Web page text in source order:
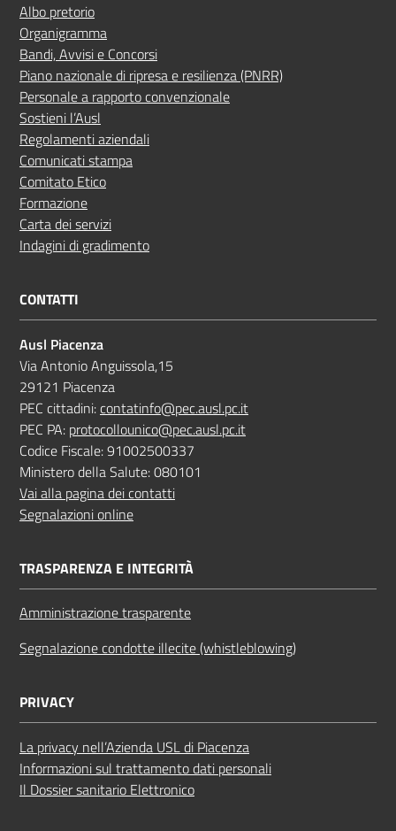
Albo pretorio
Organigramma
Bandi, Avvisi e Concorsi
Piano nazionale di ripresa e resilienza (PNRR)
Personale a rapporto convenzionale
Sostieni l’Ausl
Regolamenti aziendali
Comunicati stampa
Comitato Etico
Formazione
Carta dei servizi
Indagini di gradimento
CONTATTI
Ausl Piacenza
Via Antonio Anguissola,15
29121 Piacenza
PEC cittadini:contatinfo@pec.ausl.pc.it
PEC PA: protocollounico@pec.ausl.pc.it
Codice Fiscale: 91002500337
Ministero della Salute: 080101
Vai alla pagina dei contatti
Segnalazioni online
TRASPARENZA E INTEGRITÀ
Amministrazione trasparente
Segnalazione condotte illecite (whistleblowing)
PRIVACY
La privacy nell’Azienda USL di Piacenza
Informazioni sul trattamento dati personali
Il Dossier sanitario Elettronico